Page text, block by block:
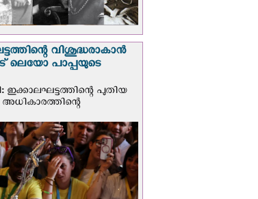
വിശുദ്ധരാകാന്‍
ലെയോ പാപ്പയുടെ
ഇക്കാലഘട്ടത്തിന്റെ പുതിയ